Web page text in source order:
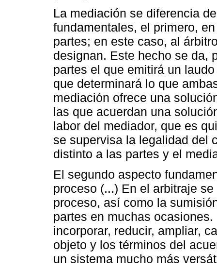
La mediación se diferencia
fundamentales, el primero,
partes; en este caso, al
designan. Este hecho se da,
partes el que emitirá un
que determinará lo que
mediación ofrece una
las que acuerdan una
labor del mediador, que es
se supervisa la legalidad del
distinto a las partes y el
El segundo aspecto
proceso (...) En el arbitraje
proceso, así como la
partes en muchas
incorporar, reducir, ampliar,
objeto y los términos del
un sistema mucho más